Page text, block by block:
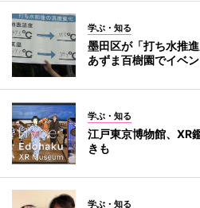
学ぶ・知る
墨田区が「打ち水推
あずま百樹園でイベ
学ぶ・知る
江戸東京博物館、
きも
学ぶ・知る